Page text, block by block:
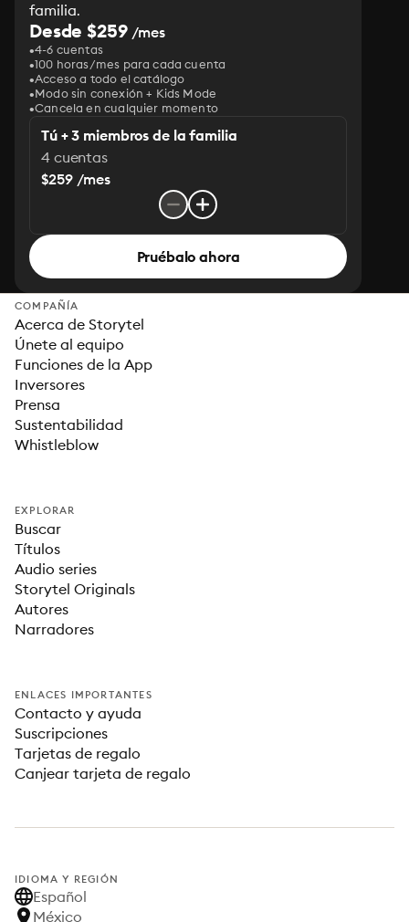
familia.
Desde $259/mes
4-6 cuentas
100 horas/mes para cada cuenta
Acceso a todo el catálogo
Modo sin conexión + Kids Mode
Cancela en cualquier momento
Tú + 3 miembros de la familia
4 cuentas
$259 /mes
Pruébalo ahora
COMPAÑÍA
Acerca de Storytel
Únete al equipo
Funciones de la App
Inversores
Prensa
Sustentabilidad
Whistleblow
EXPLORAR
Buscar
Títulos
Audio series
Storytel Originals
Autores
Narradores
ENLACES IMPORTANTES
Contacto y ayuda
Suscripciones
Tarjetas de regalo
Canjear tarjeta de regalo
IDIOMA Y REGIÓN
Español
México